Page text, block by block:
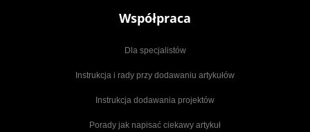
Współpraca
Dla specjalistów
Instrukcja i rady przy dodawaniu artykułów
Instrukcja dodawania projektów
Porady jak napisać ciekawy artykuł